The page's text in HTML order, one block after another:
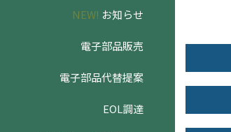
NEW! お知らせ
電子部品販売
電子部品代替提案
EOL調達